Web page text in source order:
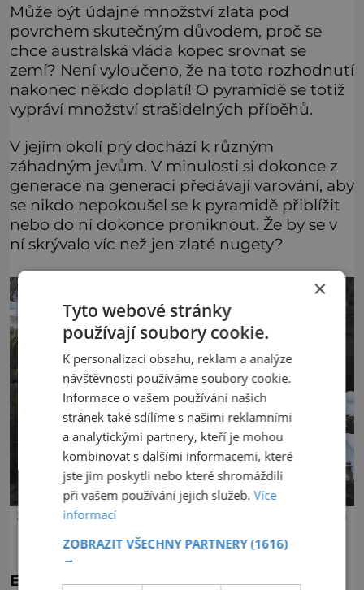
Může být údajné množství zlata pod
povrchem skutečným důvodem, proč se
chce australská vláda kopec srovnat se
zemí? Není vyloučeno, že na toto rozhodnutí
nakonec někdo doplatí! O pyramidě se totiž
vypráví množství strašidelných příběhů.
V jejím okolí prý dochází k různým
záhadným jevům. V minulosti si dokonce z
generace na generaci předávají varování, aby
se nikdo nepokoušel se k pyramidě přiblížit
nebo do ní dokonce proniknout. Že by se v
ní skrývalo víc než jen zlaté nugety?
3D model pyramidy Gympie. Foto 3dwarehouse.sketchup.com
Eva Soukupová, autorka textu
×
Tyto webové stránky
používají soubory cookie.
K personalizaci obsahu, reklam a analýze
návštěvnosti používáme soubory cookie.
Informace o vašem používání našich
stránek také sdílíme s našimi reklamními
a analytickými partnery, kteří je mohou
kombinovat s dalšími informacemi, které
jste jim poskytli nebo které shromáždili
při vašem používání jejich služeb.Více
informací
ZOBRAZIT VŠECHNY PARTNERY(1616)
→